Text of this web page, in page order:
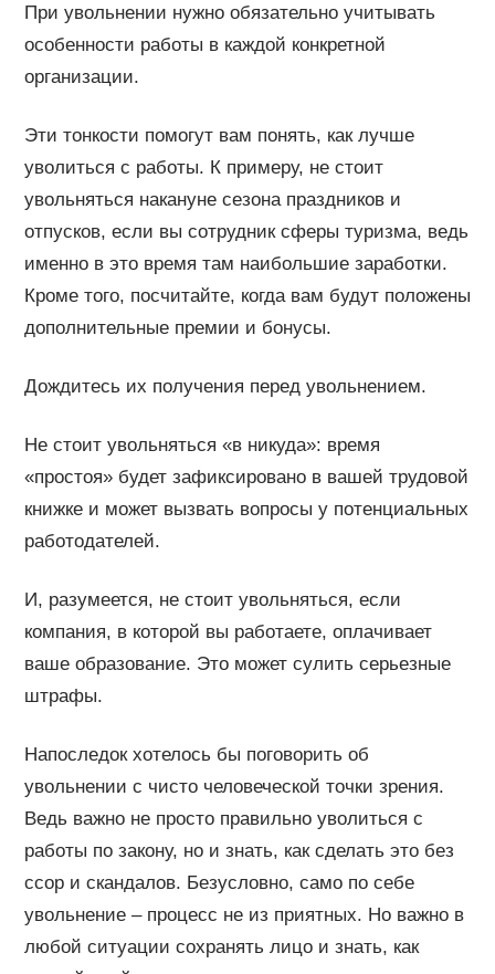
При увольнении нужно обязательно учитывать
особенности работы в каждой конкретной
организации.
Эти тонкости помогут вам понять, как лучше
уволиться с работы. К примеру, не стоит
увольняться накануне сезона праздников и
отпусков, если вы сотрудник сферы туризма, ведь
именно в это время там наибольшие заработки.
Кроме того, посчитайте, когда вам будут положены
дополнительные премии и бонусы.
Дождитесь их получения перед увольнением.
Не стоит увольняться «в никуда»: время
«простоя» будет зафиксировано в вашей трудовой
книжке и может вызвать вопросы у потенциальных
работодателей.
И, разумеется, не стоит увольняться, если
компания, в которой вы работаете, оплачивает
ваше образование. Это может сулить серьезные
штрафы.
Напоследок хотелось бы поговорить об
увольнении с чисто человеческой точки зрения.
Ведь важно не просто правильно уволиться с
работы по закону, но и знать, как сделать это без
ссор и скандалов. Безусловно, само по себе
увольнение – процесс не из приятных. Но важно в
любой ситуации сохранять лицо и знать, как